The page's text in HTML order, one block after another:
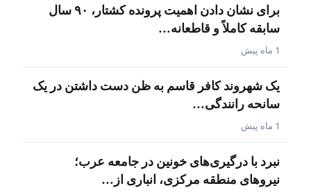
برای نشان دادن اهمیت پرونده کشتار، ۹۰ سال
سابقه کاملاً و قاطعانه…
1 ماه پیش
یک شهروند کافر قاسم به ظن دست داشتن در یک
سانحه رانندگی…
1 ماه پیش
نبرد با درگیری‌های خونین در جامعه عرب؛
نیروهای منطقه مرکزی، انباری از…